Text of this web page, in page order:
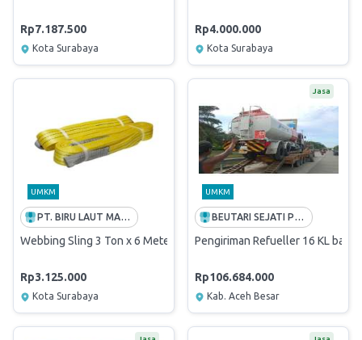
Rp7.187.500
Kota Surabaya
Rp4.000.000
Kota Surabaya
UMKM
PT. BIRU LAUT MANDIRI
Webbing Sling 3 Ton x 6 Meter
Rp3.125.000
Kota Surabaya
Jasa
UMKM
BEUTARI SEJATI PERSADA
Pengiriman Refueller 16 KL
Rp106.684.000
Kab. Aceh Besar